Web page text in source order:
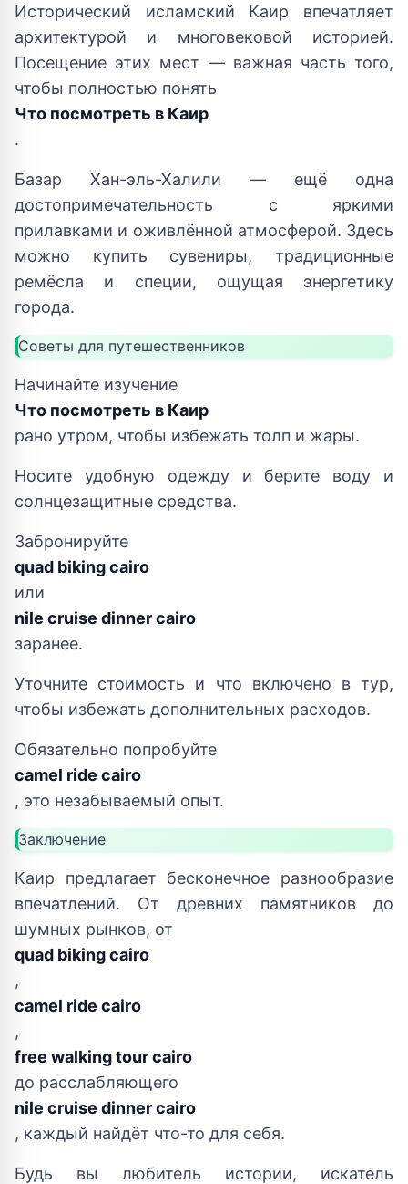
Исторический исламский Каир впечатляет
архитектурой и многовековой историей.
Посещение этих мест — важная часть того,
чтобы полностью понять
Что посмотреть в Каир
.
Базар Хан-эль-Халили — ещё одна
достопримечательность с яркими
прилавками и оживлённой атмосферой. Здесь
можно купить сувениры, традиционные
ремёсла и специи, ощущая энергетику
города.
Советы для путешественников
Начинайте изучение
Что посмотреть в Каир
рано утром, чтобы избежать толп и жары.
Носите удобную одежду и берите воду и
солнцезащитные средства.
Забронируйте
quad biking cairo
или
nile cruise dinner cairo
заранее.
Уточните стоимость и что включено в тур,
чтобы избежать дополнительных расходов.
Обязательно попробуйте
camel ride cairo
, это незабываемый опыт.
Заключение
Каир предлагает бесконечное разнообразие
впечатлений. От древних памятников до
шумных рынков, от
quad biking cairo
,
camel ride cairo
,
free walking tour cairo
до расслабляющего
nile cruise dinner cairo
, каждый найдёт что-то для себя.
Будь вы любитель истории, искатель